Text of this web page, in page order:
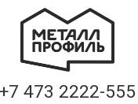
+7 473 2222-555